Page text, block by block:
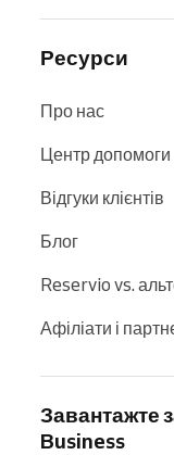
Ресурси
Про нас
Центр допомоги
Відгуки клієнтів
Блог
Reservio vs.
Афіліати і
Завантажте
Business